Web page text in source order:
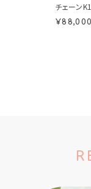
チェーン